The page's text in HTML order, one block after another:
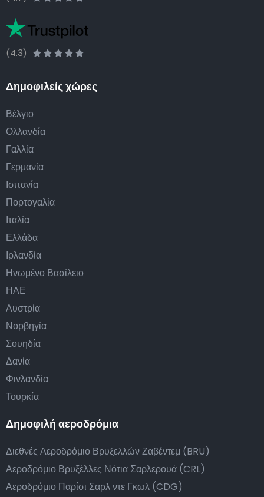
(4.3)
Δημοφιλείς χώρες
Βέλγιο
Ολλανδία
Γαλλία
Γερμανία
Ισπανία
Πορτογαλία
Ιταλία
Ελλάδα
Ιρλανδία
Ηνωμένο Βασίλειο
ΗΑΕ
Αυστρία
Νορβηγία
Σουηδία
Δανία
Φινλανδία
Τουρκία
Δημοφιλή αεροδρόμια
Διεθνές Αεροδρόμιο Βρυξελλών Ζαβέντεμ (BRU)
Αεροδρόμιο Βρυξέλλες Νότια Σαρλερουά (CRL)
Αεροδρόμιο Παρίσι Σαρλ ντε Γκωλ (CDG)